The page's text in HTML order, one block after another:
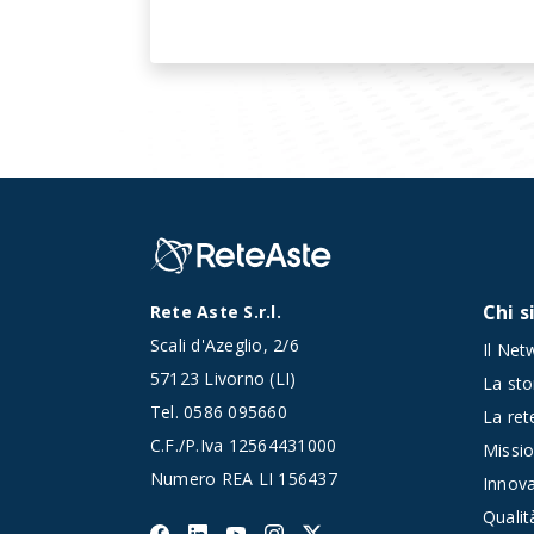
Rete Aste S.r.l.
Scali d'Azeglio, 2/6
57123 Livorno (LI)
Tel.0586 095660
C.F./P.Iva 12564431000
Numero REA LI 156437
Chi
Il
La
La